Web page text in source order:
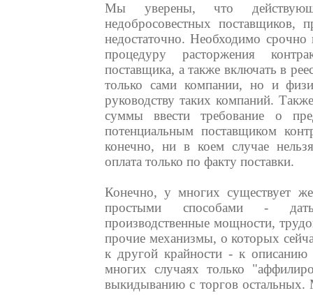
Мы уверены, что
недобросовестных поставщиков,
недостаточно. Необходимо
процедуру расторжения
поставщика, а также включать в
только сами компании, но и
руководству таких компаний.
суммы ввести требование о
потенциальным поставщиком
конечно, ни в коем случае
оплата только по факту поставки.
Конечно, у многих существует
простыми способами -
производственные мощности,
прочие механизмы, о которых
к другой крайности - к описанию
многих случаях только
выкидыванию с торгов остальных.